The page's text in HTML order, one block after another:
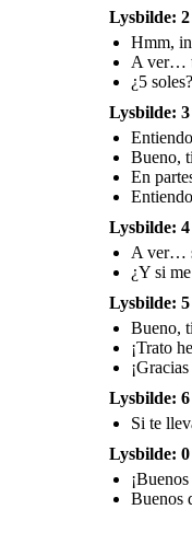
Lysbilde: 2
Hmm,
A ver…
¿5
Lysbilde: 3
Bueno,
En
Lysbilde: 4
A ver…
¿Y si
Lysbilde: 5
Bueno,
¡Trato
Lysbilde: 6
Si te
Lysbilde: 0
Buenos